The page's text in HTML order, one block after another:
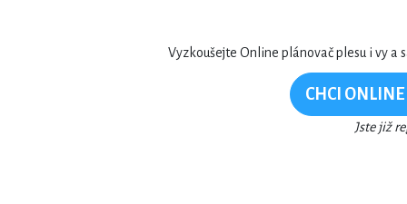
Vyzkoušejte Online plánovač plesu i vy a
CHCI
Jste již